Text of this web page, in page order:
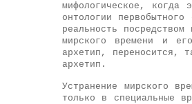
мифологическое, когда
онтологии
реальность
мирского времени и
архетип, переносится,
архетип.
Устранение мирского
только в специальные